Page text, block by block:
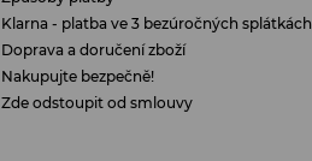
Klarna - platba ve 3 bezúročných splátkách
Doprava a doručení zboží
Nakupujte bezpečně!
Zde odstoupit od smlouvy